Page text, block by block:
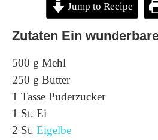
Jump to Recipe
Zutaten Ein
500 g Mehl
250 g Butter
1 Tasse Puderzucker
1 St. Ei
2 St. Eigelbe